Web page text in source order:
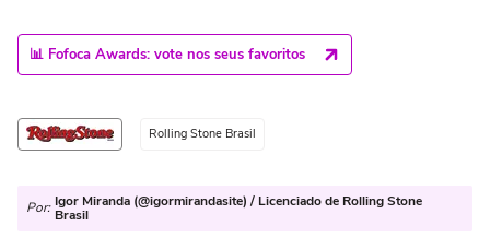
📊 Fofoca Awards: vote nos seus favoritos
Rolling Stone Brasil
Por: Igor Miranda (@igormirandasite) / Licenciado de Rolling Stone
Brasil